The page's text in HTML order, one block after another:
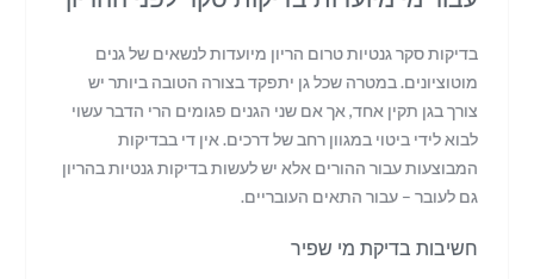
בדיקות סקר גנטיות טרום הריון מיועדות לנשאים של גנים
מוטוציונים. במטרה שכל גן יתפקד בצורה הטובה ביותר יש
צורך בגן תקין אחד, אך אם שני הגנים פגומים הרי הדבר עשוי
לבוא לידי ביטוי במגוון רחב של דרכים. אין די בבדיקות
המבוצעות עבור ההורים אלא יש לעשות בדיקות גנטיות בהריון
גם לעובר – עבור התאים העובריים.
חשיבות בדיקת מי שפיר